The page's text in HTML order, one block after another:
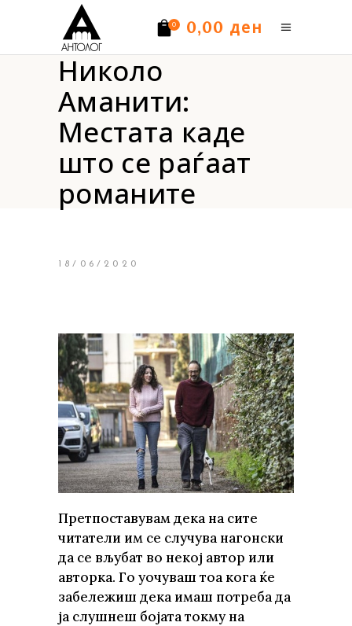
0 0,00 ден
Нема производи.
Николо
Аманити:
Местата каде
што се раѓаат
романите
18/06/2020
Претпоставувам дека на сите
читатели им се случува нагонски
да се вљубат во некој автор или
авторка. Го уочуваш тоа кога ќе
забележиш дека имаш потреба да
ја слушнеш бојата токму на